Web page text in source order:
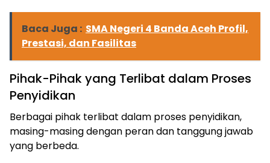
Baca Juga : SMA Negeri 4 Banda Aceh Profil,
Prestasi, dan Fasilitas
Pihak-Pihak yang Terlibat dalam Proses
Penyidikan
Berbagai pihak terlibat dalam proses penyidikan,
masing-masing dengan peran dan tanggung jawab
yang berbeda.